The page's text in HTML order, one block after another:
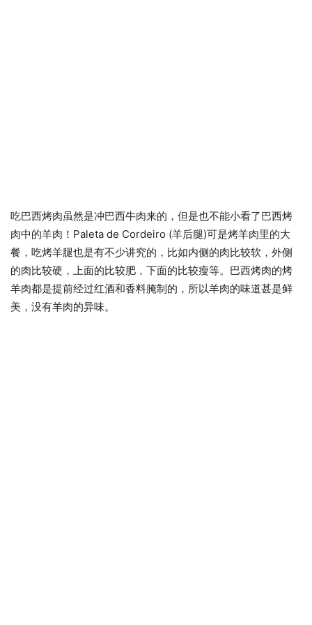
吃巴西烤肉虽然是冲巴西牛肉来的，但是也不能小看了巴西烤
肉中的羊肉！Paleta de Cordeiro (羊后腿)可是烤羊肉里的大
餐，吃烤羊腿也是有不少讲究的，比如内侧的肉比较软，外侧
的肉比较硬，上面的比较肥，下面的比较瘦等。巴西烤肉的烤
羊肉都是提前经过红酒和香料腌制的，所以羊肉的味道甚是鲜
美，没有羊肉的异味。